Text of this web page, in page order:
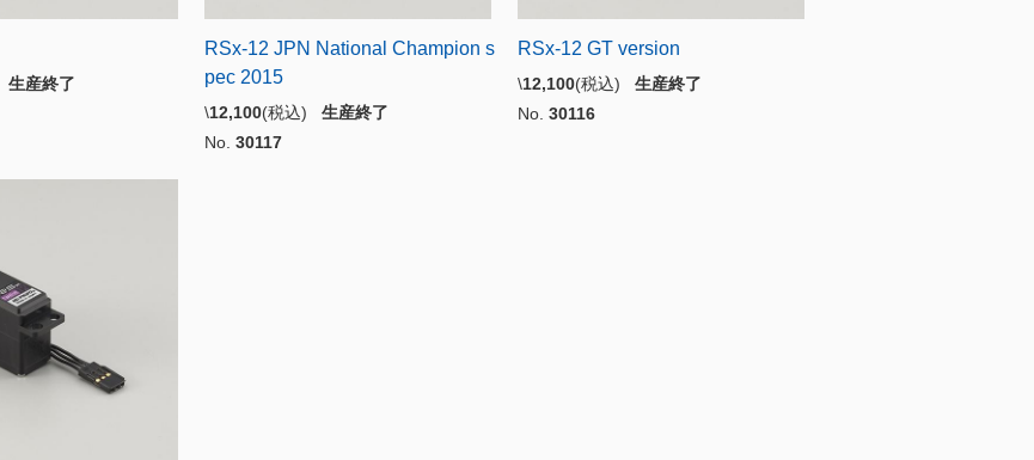
生産終了
RSx-12 JPN National Champion s
pec 2015
\12,100(税込) 生産終了
No. 30117
RSx-12 GT version
\12,100(税込) 生産終了
No. 30116